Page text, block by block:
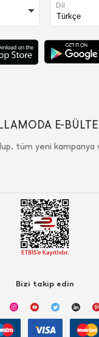
Dil
E-
tüm yeni kampanya
Bizi takip edin